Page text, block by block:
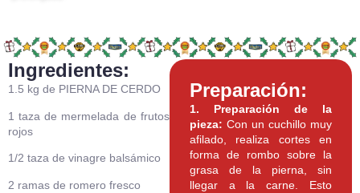
Ingredientes:
1.5 kg de PIERNA DE CERDO
1 taza de mermelada de frutos
rojos
1/2 taza de vinagre balsámico
2 ramas de romero fresco
Preparación:
1. Preparación de la
pieza: Con un cuchillo muy
afilado, realiza cortes en
forma de rombo sobre la
grasa de la pierna, sin
llegar a la carne. Esto